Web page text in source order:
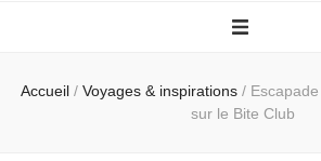
Accueil / Voyages & inspirations /
sur le Bite Club